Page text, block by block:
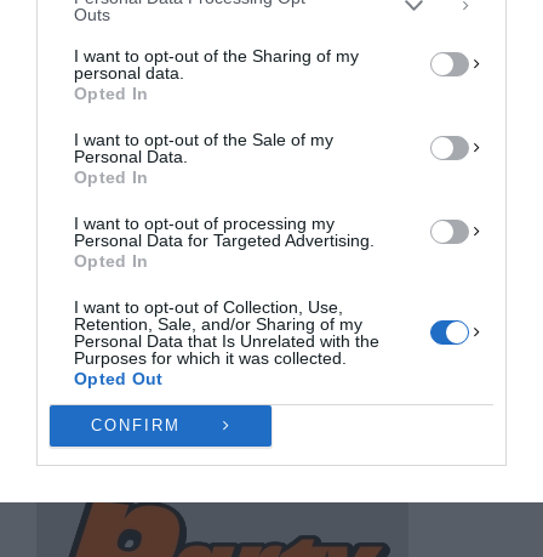
Outs
I want to opt-out of the Sharing of my
personal data.
Opted In
I want to opt-out of the Sale of my
Personal Data.
Opted In
I want to opt-out of processing my
Personal Data for Targeted Advertising.
Opted In
I want to opt-out of Collection, Use,
Retention, Sale, and/or Sharing of my
Personal Data that Is Unrelated with the
Purposes for which it was collected.
Opted Out
CONFIRM
ΠΡΟΒΟΛΉ ΠΡΟΤΙΜΉΣΕΩΝ
Πολιτική Cookies